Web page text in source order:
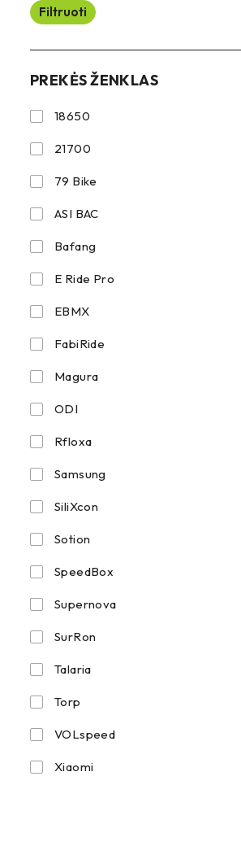
Filtruoti
PREKĖS ŽENKLAS
18650
21700
79 Bike
ASI BAC
Bafang
E Ride Pro
EBMX
FabiRide
Magura
ODI
Rfloxa
Samsung
SiliXcon
Sotion
SpeedBox
Supernova
SurRon
Talaria
Torp
VOLspeed
Xiaomi